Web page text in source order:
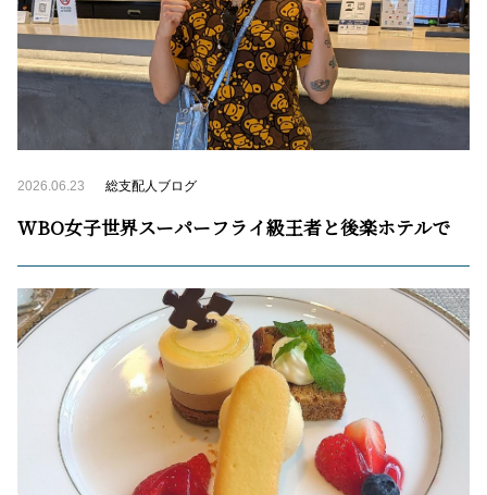
2026.06.23 総支配人ブログ
WBO女子世界スーパーフライ級王者と後楽ホテルで